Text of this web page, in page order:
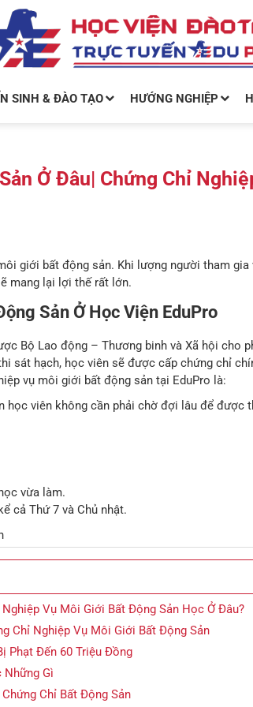
SINH & ĐÀO TẠO HƯỚNG NGHIỆP
Ở Đâu| Chứng Chỉ
giới bất động sản. Khi lượng người tham gia
mang lại lợi thế rất lớn.
Sản ỞHọc Viện EduPro
Bộ Lao động – Thương binh và Xã hội cho
sát hạch, học viên sẽ được cấp chứng chỉ
vụ môi giới bất động sản tại EduPro là:
học viên không cần phải chờ đợi lâu để được
vừa làm.
cả Thứ 7 và Chủ nhật.
Vụ Môi Giới Bất Động Sản Học Ở Đâu?
Chỉ Nghiệp Vụ Môi Giới Bất Động Sản
Phạt Đến 60 Triệu Đồng
Những Gì
Chỉ Bất Động Sản